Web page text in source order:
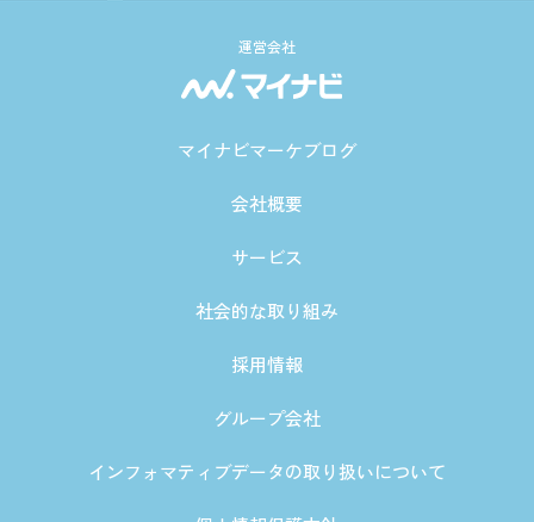
運営会社
マイナビマーケブログ
会社概要
サービス
社会的な取り組み
採用情報
グループ会社
インフォマティブデータの取り扱いについて